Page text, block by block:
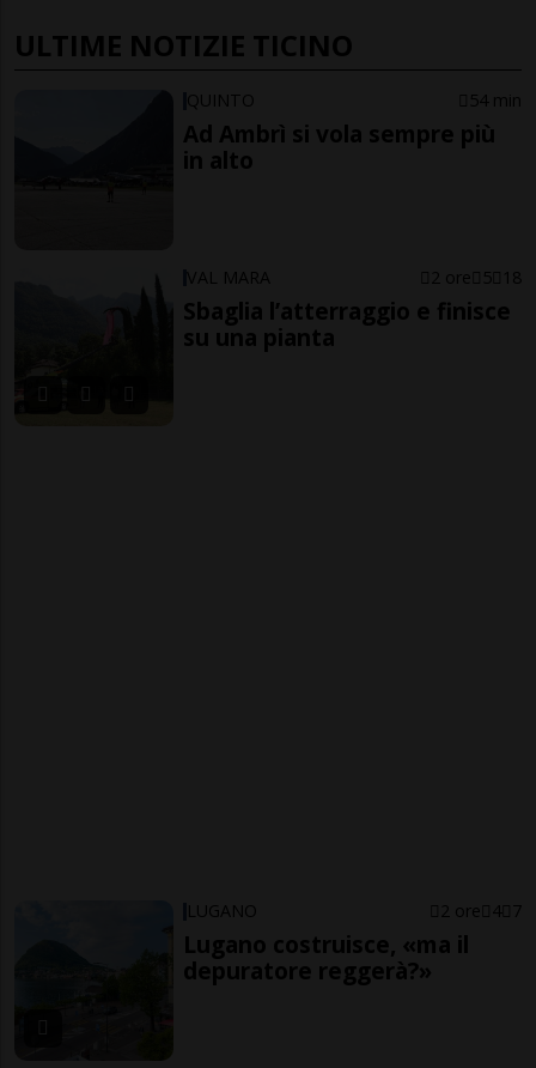
ULTIME NOTIZIE TICINO
QUINTO 54 min
Ad Ambrì si vola sempre più
in alto
VAL MARA 2 ore 5 18
Sbaglia l’atterraggio e finisce
su una pianta
LUGANO 2 ore 4 7
Lugano costruisce, «ma il
depuratore reggerà?»